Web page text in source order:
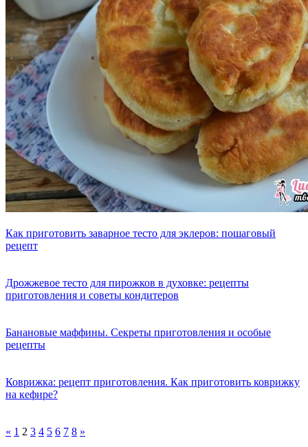
Как приготовить заварное тесто для эклеров: пошаговый
рецепт
Дрожжевое тесто для пирожков в духовке: рецепты
приготовления и советы кондитеров
Банановые маффины. Секреты приготовления и особые
рецепты
Коврижка: рецепт приготовления. Как приготовить коврижку
на кефире?
« 1 2 3 4 5 6 7 8 »